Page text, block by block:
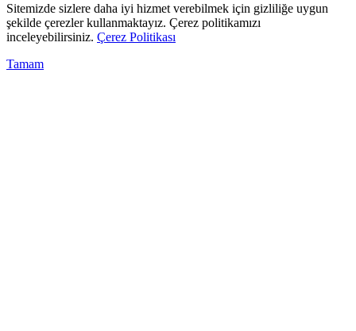
Sitemizde sizlere daha iyi hizmet verebilmek için gizliliğe uygun
şekilde çerezler kullanmaktayız. Çerez politikamızı
inceleyebilirsiniz. Çerez Politikası
Tamam